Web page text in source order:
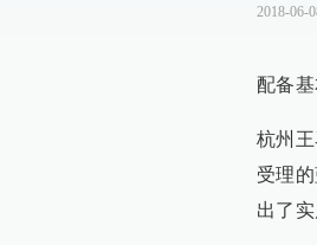
2018-06-
配备
杭州
受理
出了实